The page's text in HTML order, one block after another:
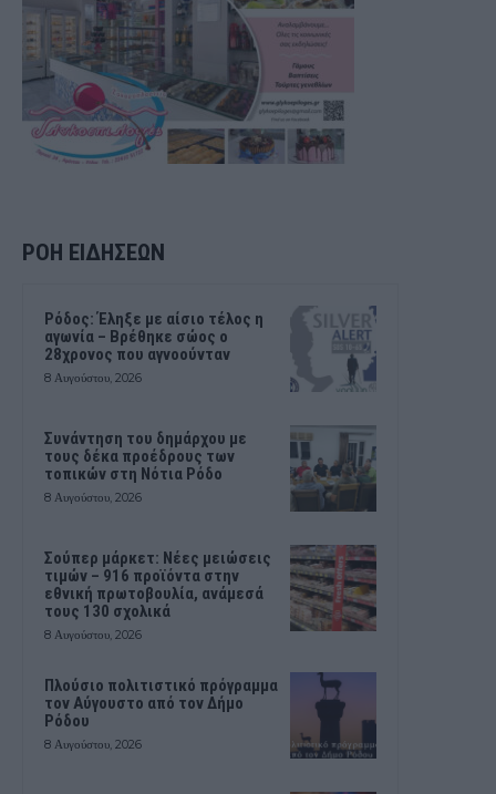
ΡΟΗ ΕΙΔΗΣΕΩΝ
Ρόδος: Έληξε με αίσιο τέλος η
αγωνία – Βρέθηκε σώος ο
28χρονος που αγνοούνταν
8 Αυγούστου, 2026
Συνάντηση του δημάρχου με
τους δέκα προέδρους των
τοπικών στη Νότια Ρόδο
8 Αυγούστου, 2026
Σούπερ μάρκετ: Νέες μειώσεις
τιμών – 916 προϊόντα στην
εθνική πρωτοβουλία, ανάμεσά
τους 130 σχολικά
8 Αυγούστου, 2026
Πλούσιο πολιτιστικό πρόγραμμα
τον Αύγουστο από τον Δήμο
Ρόδου
8 Αυγούστου, 2026